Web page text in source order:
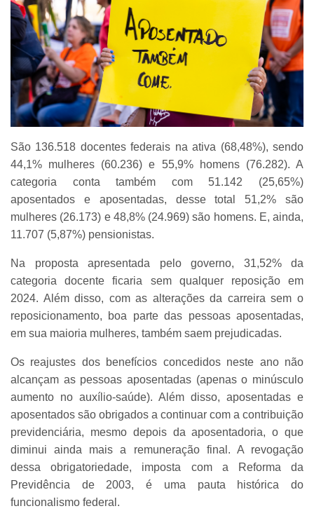
São 136.518 docentes federais na ativa (68,48%), sendo
44,1% mulheres (60.236) e 55,9% homens (76.282). A
categoria conta também com 51.142 (25,65%)
aposentados e aposentadas, desse total 51,2% são
mulheres (26.173) e 48,8% (24.969) são homens. E, ainda,
11.707 (5,87%) pensionistas.
Na proposta apresentada pelo governo, 31,52% da
categoria docente ficaria sem qualquer reposição em
2024. Além disso, com as alterações da carreira sem o
reposicionamento, boa parte das pessoas aposentadas,
em sua maioria mulheres, também saem prejudicadas.
Os reajustes dos benefícios concedidos neste ano não
alcançam as pessoas aposentadas (apenas o minúsculo
aumento no auxílio-saúde). Além disso, aposentadas e
aposentados são obrigados a continuar com a contribuição
previdenciária, mesmo depois da aposentadoria, o que
diminui ainda mais a remuneração final. A revogação
dessa obrigatoriedade, imposta com a Reforma da
Previdência de 2003, é uma pauta histórica do
funcionalismo federal.